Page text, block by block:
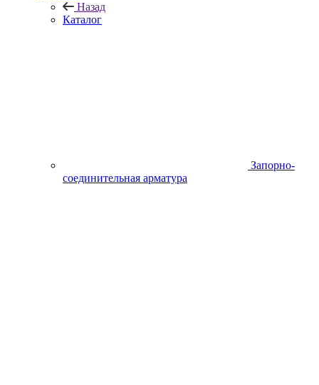
Назад
Каталог
Запорно-
соединительная арматура